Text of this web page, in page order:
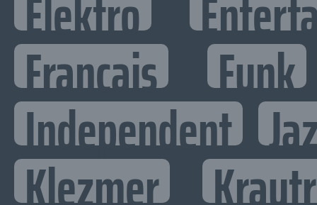
Francais Funk
Independent
Klezmer